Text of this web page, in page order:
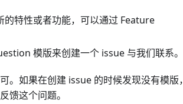
特性或者功能，可以通过 Feature
模版来创建一个 issue 与我们联系。
如果在创建 issue 的时候发现没有模版，
馈这个问题。